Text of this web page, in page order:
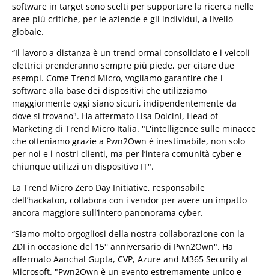
software in target sono scelti per supportare la ricerca nelle
aree più critiche, per le aziende e gli individui, a livello
globale.
“Il lavoro a distanza è un trend ormai consolidato e i veicoli
elettrici prenderanno sempre più piede, per citare due
esempi. Come Trend Micro, vogliamo garantire che i
software alla base dei dispositivi che utilizziamo
maggiormente oggi siano sicuri, indipendentemente da
dove si trovano". Ha affermato Lisa Dolcini, Head of
Marketing di Trend Micro Italia. "L'intelligence sulle minacce
che otteniamo grazie a Pwn2Own è inestimabile, non solo
per noi e i nostri clienti, ma per l’intera comunità cyber e
chiunque utilizzi un dispositivo IT".
La Trend Micro Zero Day Initiative, responsabile
dell’hackaton, collabora con i vendor per avere un impatto
ancora maggiore sull’intero panonorama cyber.
“Siamo molto orgogliosi della nostra collaborazione con la
ZDI in occasione del 15° anniversario di Pwn2Own". Ha
affermato Aanchal Gupta, CVP, Azure and M365 Security at
Microsoft. "Pwn2Own è un evento estremamente unico e